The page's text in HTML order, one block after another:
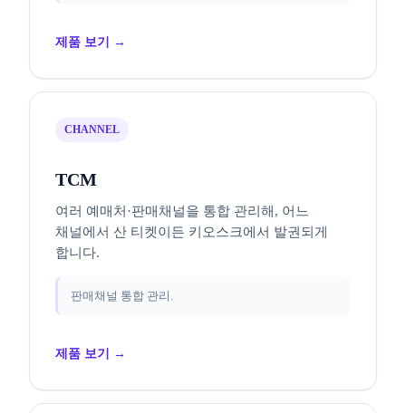
제품 보기 →
CHANNEL
TCM
여러 예매처·판매채널을 통합 관리해, 어느
채널에서 산 티켓이든 키오스크에서 발권되게
합니다.
판매채널 통합 관리.
제품 보기 →